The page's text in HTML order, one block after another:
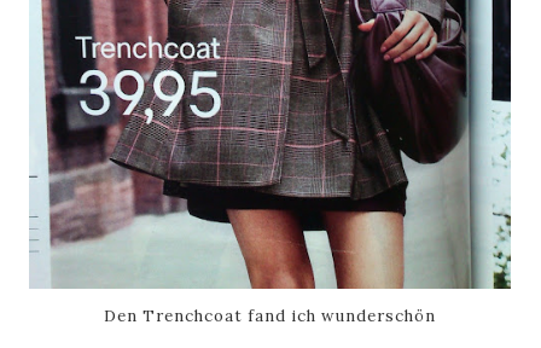
Den Trenchcoat fand ich wunderschön